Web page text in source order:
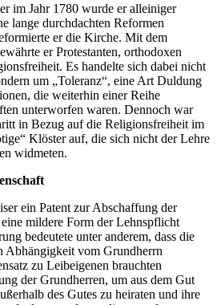
im Jahr 1780 wurde er alleiniger
lange durchdachten Reformen
er die Kirche. Mit dem
er Protestanten, orthodoxen
Es handelte sich dabei nicht
um „Toleranz“, eine Art Duldung
die weiterhin einer Reihe
unterworfen waren. Dennoch war
in Bezug auf die Religionsfreiheit im
Klöster auf, die sich nicht der Lehre
widmeten.
ein Patent zur Abschaffung der
mildere Form der Lehnspflicht
bedeutete unter anderem, dass die
Abhängigkeit vom Grundherrn
zu Leibeigenen brauchten
der Grundherren, um aus dem Gut
des Gutes zu heiraten und ihre